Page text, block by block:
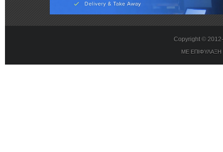
Copyright ©
ΜΕ